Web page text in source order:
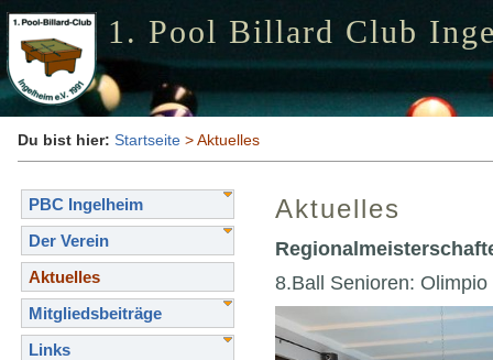
1. Pool Billard Club
Du bist hier: Startseite > Aktuelles
PBC Ingelheim
Der Verein
Aktuelles
Mitgliedsbeiträge
Links
Aktuelles
8.Ball Senioren: